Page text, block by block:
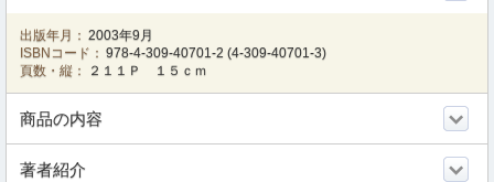
出版年月： 2003年9月
ISBNコード： 978-4-309-40701-2 (4-309-40701-3)
頁数・縦：
２１１Ｐ １５ｃｍ
商品の内容
著者紹介